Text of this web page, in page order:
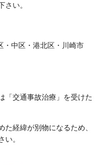
い。
・中区・港北区・川崎市
「交通事故治療」を受けた
経緯が別物になるため、
。